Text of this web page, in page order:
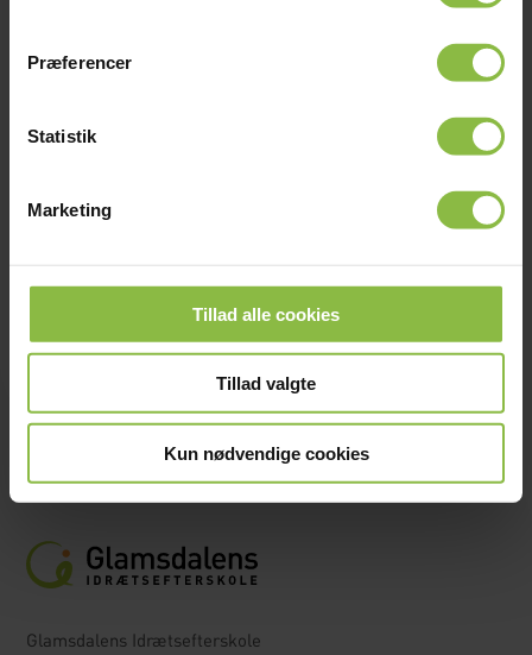
Præferencer
Statistik
Marketing
Tillad alle cookies
Tillad valgte
Kun nødvendige cookies
pladser på den kommende
Glamsdalens Idrætsefterskole